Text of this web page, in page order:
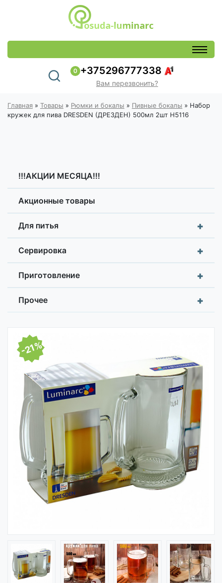
0 +375296777338
Вам перезвонить?
Главная » Товары » Рюмки и бокалы » Пивные бокалы » Набор
кружек для пива DRESDEN (ДРЕЗДЕН) 500мл 2шт H5116
!!!АКЦИИ МЕСЯЦА!!!
Акционные товары
+
Для питья
+
Сервировка
+
Приготовление
+
Прочее
-21%